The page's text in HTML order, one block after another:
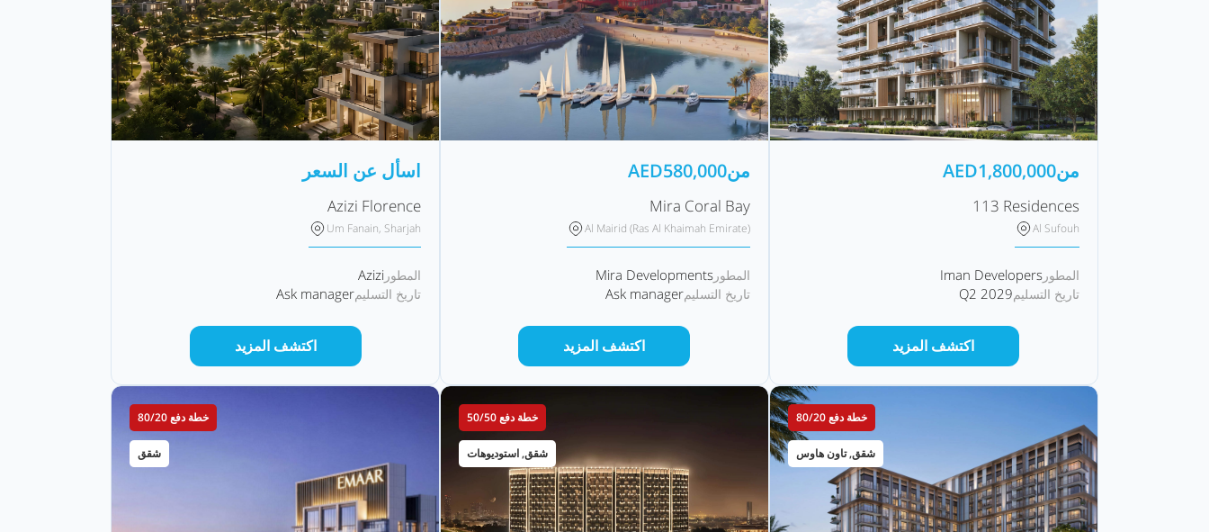
اسأل عن السعر
Azizi Florence
Um Fanain, Sharjah
المطور Azizi
تاريخ التسليمAsk manager
اكتشف المزيد
من AED580,000
Mira Coral Bay
Al Mairid (Ras Al Khaimah Emirate)
المطورMira Developments
تاريخ التسليمAsk manager
اكتشف المزيد
من AED1,800,000
113 Residences
Al Sufouh
المطورIman Developers
تاريخ التسليمQ2 2029
اكتشف المزيد
خطة دفع 80/20
شقق
خطة دفع 50/50
شقق, استوديوهات
خطة دفع 80/20
شقق, تاون هاوس